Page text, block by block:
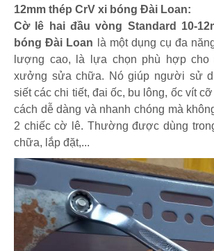
12mm thép CrV xi bóng Đài Loan:
Cờ lê hai đầu vòng Standard 10-
bóng Đài Loan là một dụng cụ đa
lượng cao, là lựa chọn phù hợp cho
xưởng sửa chữa. Nó giúp người sử
siết các chi tiết, đai ốc, bu lông, ốc vít
cách dễ dàng và nhanh chóng mà
2 chiếc cờ lê. Thường được dùng
chữa, lắp đặt,...